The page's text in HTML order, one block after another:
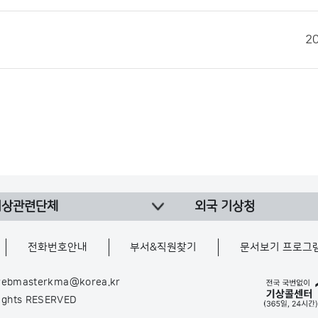
관련단체 외국 기상청
전화번호안내 부서&직원찾기 문서보기 프로그
RESERVED